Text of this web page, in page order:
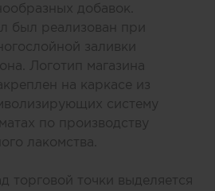
добавок.
был реализован при
заливки
Логотип магазина
на каркасе из
систему
по производству
лакомства.
торговой точки выделяется